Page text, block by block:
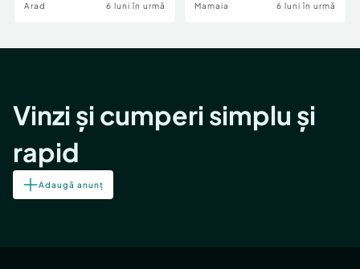
Arad 6 luni în urmă Mamaia 6 luni în urmă
Vinzi și cumperi simplu și
rapid
Adaugă anunț